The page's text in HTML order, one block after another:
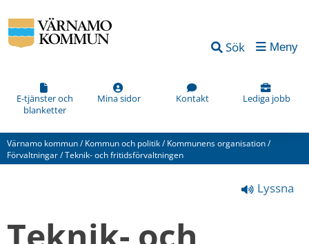
Sök Meny
E-tjänster och
blanketter
Mina sidor Kontakt Lediga jobb
Värnamo kommun/ Kommun och politik/ Kommunens organisation/
Förvaltningar/Teknik- och fritidsförvaltningen
Lyssna
Vad
kan
förbättra
den
här
(obligatorisk)